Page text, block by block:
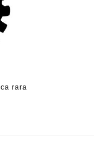
rara